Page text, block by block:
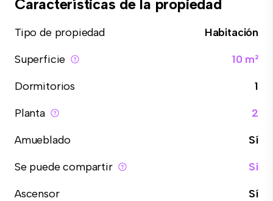
Características de la propiedad
Tipo de propiedad
Habitación
Superficie
10 m²
Dormitorios
1
Planta
2
Amueblado
Sí
Se puede compartir
Sí
Ascensor
Sí